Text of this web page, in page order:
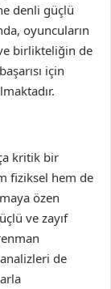
denli güçlü
oyuncuların
birlikteliğin de
için
kritik bir
fiziksel hem de
özen
ve zayıf
de